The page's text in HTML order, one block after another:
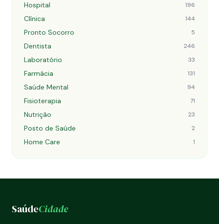
Hospital 196
Clínica 144
Pronto Socorro 5
Dentista 246
Laboratório 33
Farmácia 131
Saúde Mental 94
Fisioterapia 71
Nutrição 23
Posto de Saúde 2
Home Care 1
SaúdeCidade